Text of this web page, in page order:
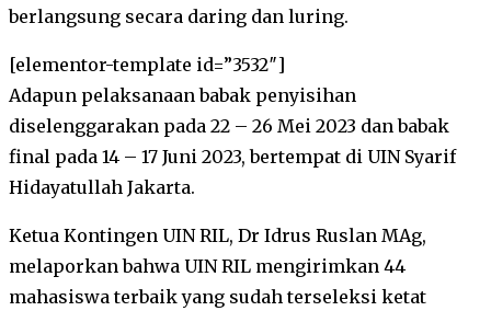
berlangsung secara daring dan luring.
[elementor-template id=”3532″]
Adapun pelaksanaan babak penyisihan
diselenggarakan pada 22 – 26 Mei 2023 dan babak
final pada 14 – 17 Juni 2023, bertempat di UIN Syarif
Hidayatullah Jakarta.
Ketua Kontingen UIN RIL, Dr Idrus Ruslan MAg,
melaporkan bahwa UIN RIL mengirimkan 44
mahasiswa terbaik yang sudah terseleksi ketat